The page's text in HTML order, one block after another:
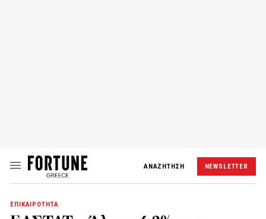
ΑΝΑΖΗΤΗΣΗ NEWSLETTER
ΕΠΙΚΑΙΡΟΤΗΤΑ